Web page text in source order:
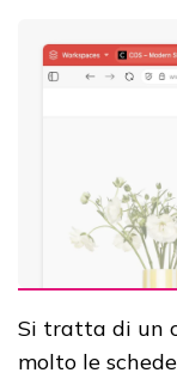
Si tratta di un
molto le